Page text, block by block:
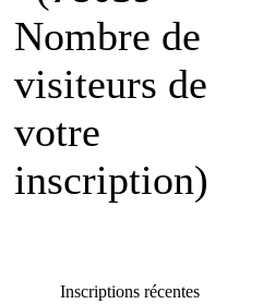
Nombre de
visiteurs de
votre
inscription)
Inscriptions récentes